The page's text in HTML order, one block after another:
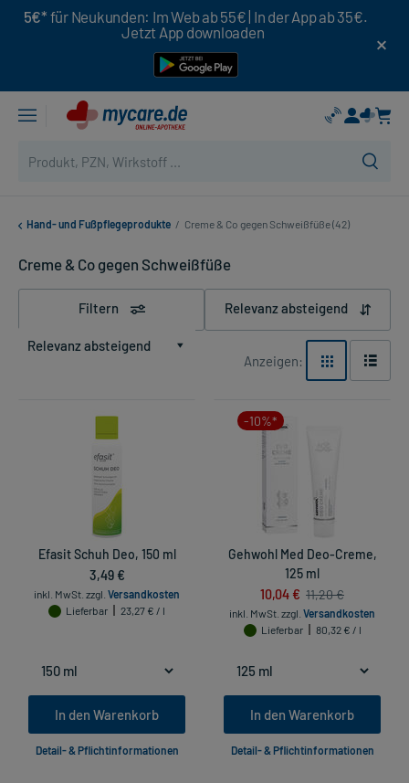
5€* für Neukunden: Im Web ab 55€ | In der App ab 35€.
Jetzt App downloaden
Hand- und Fußpflegeprodukte / Creme & Co gegen Schweißfüße (42)
Creme & Co gegen Schweißfüße
Filtern Relevanz absteigend
Relevanz absteigend
Anzeigen:
Efasit Schuh Deo, 150 ml
3,49 €
inkl. MwSt. zzgl. Versandkosten
Lieferbar
23,27 € / l
In den Warenkorb
Detail- & Pflichtinformationen
-10%*
Gehwohl Med Deo-Creme,
125 ml
10,04 € 11,20 €
inkl. MwSt. zzgl. Versandkosten
Lieferbar
80,32 € / l
In den Warenkorb
Detail- & Pflichtinformationen